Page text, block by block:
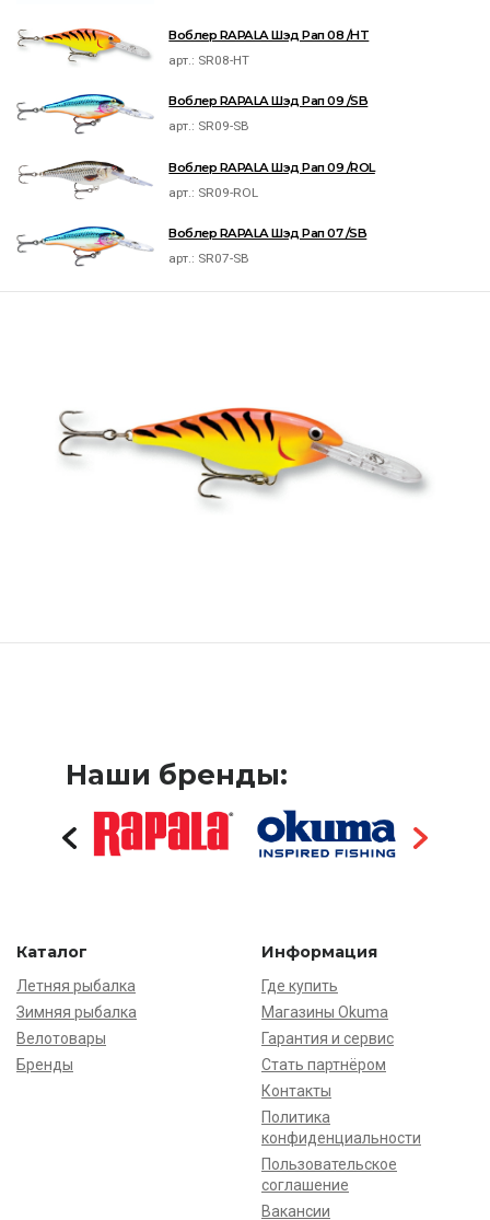
Воблер RAPALA Шэд Рап 08 /HT
арт.: SR08-HT
Воблер RAPALA Шэд Рап 09 /SB
арт.: SR09-SB
Воблер RAPALA Шэд Рап 09 /ROL
арт.: SR09-ROL
Воблер RAPALA Шэд Рап 07 /SB
арт.: SR07-SB
Наши бренды:
Каталог
Летняя рыбалка
Зимняя рыбалка
Велотовары
Бренды
Информация
Где купить
Магазины Okuma
Гарантия и сервис
Стать партнёром
Контакты
Политика
конфиденциальности
Пользовательское
соглашение
Вакансии